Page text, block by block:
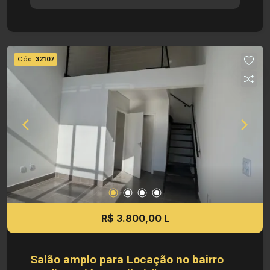
supermercados, restaurantes e lojas. Dimensões:
direito de alterar qualquer informação referente a
valores, dados e disponibilidade de seus
imóveis, sem aviso prévio.
Cód. 32107
R$ 3.800,00 L
Salão amplo para Locação no bairro